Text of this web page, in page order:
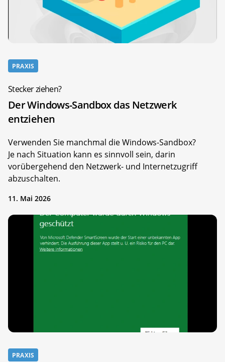
PRAXIS
Stecker ziehen?
Der Windows-Sandbox das Netzwerk
entziehen
Verwenden Sie manchmal die Windows-Sandbox?
Je nach Situation kann es sinnvoll sein, darin
vorübergehend den Netzwerk- und Internetzugriff
abzuschalten.
11. Mai 2026
PRAXIS